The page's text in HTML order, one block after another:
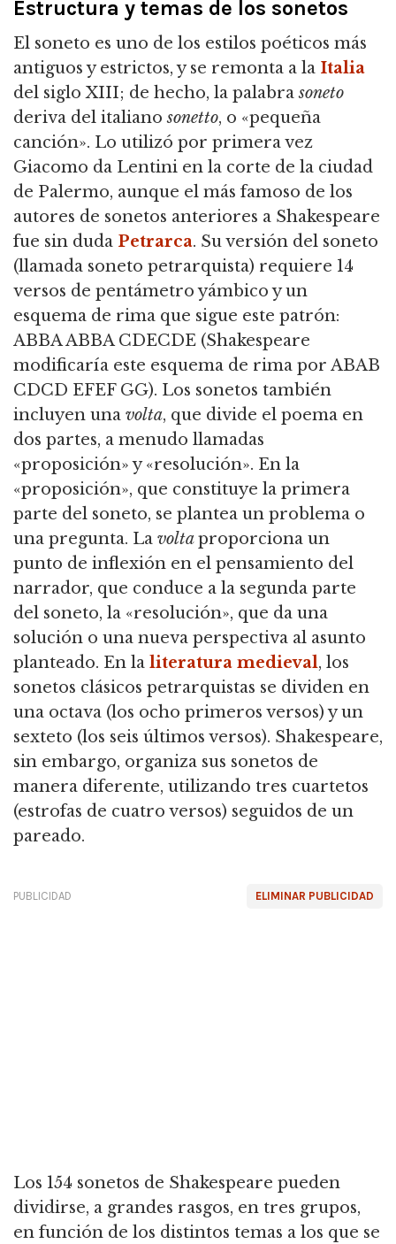
Estructura y temas de los sonetos
El soneto es uno de los estilos poéticos más
antiguos y estrictos, y se remonta a la Italia
del siglo XIII; de hecho, la palabrasoneto
deriva del italianosonetto, o «pequeña
canción». Lo utilizó por primera vez
Giacomo da Lentini en la corte de la ciudad
de Palermo, aunque el más famoso de los
autores de sonetos anteriores a Shakespeare
fue sin duda Petrarca. Su versión del soneto
(llamada soneto petrarquista) requiere 14
versos de pentámetro yámbico y un
esquema de rima que sigue este patrón:
ABBA ABBA CDECDE (Shakespeare
modificaría este esquema de rima por ABAB
CDCD EFEF GG). Los sonetos también
incluyen una volta, que divide el poema en
dos partes, a menudo llamadas
«proposición» y «resolución». En la
«proposición», que constituye la primera
parte del soneto, se plantea un problema o
una pregunta. La voltaproporciona un
punto de inflexión en el pensamiento del
narrador, que conduce a la segunda parte
del soneto, la «resolución», que da una
solución o una nueva perspectiva al asunto
planteado. En la literatura medieval, los
sonetos clásicos petrarquistas se dividen en
una octava (los ocho primeros versos) y un
sexteto (los seis últimos versos). Shakespeare,
sin embargo, organiza sus sonetos de
manera diferente, utilizando tres cuartetos
(estrofas de cuatro versos) seguidos de un
pareado.
ELIMINAR PUBLICIDAD
PUBLICIDAD
Los 154 sonetos de Shakespeare pueden
dividirse, a grandes rasgos, en tres grupos,
en función de los distintos temas a los que se